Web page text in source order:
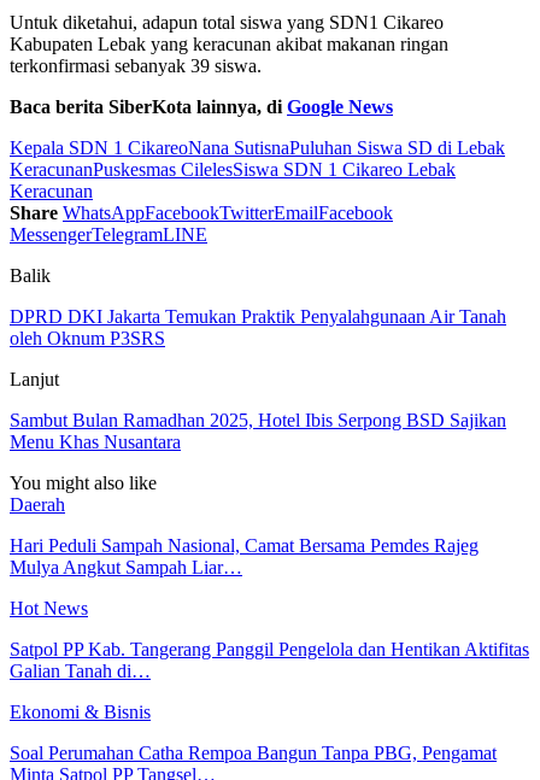
Untuk diketahui, adapun total siswa yang SDN1 Cikareo
Kabupaten Lebak yang keracunan akibat makanan ringan
terkonfirmasi sebanyak 39 siswa.
Baca berita SiberKota lainnya, di Google News
Kepala SDN 1 CikareoNana SutisnaPuluhan Siswa SD di Lebak
KeracunanPuskesmas CilelesSiswa SDN 1 Cikareo Lebak
Keracunan
Share WhatsAppFacebookTwitterEmailFacebook
MessengerTelegramLINE
Balik
DPRD DKI Jakarta Temukan Praktik Penyalahgunaan Air Tanah
oleh Oknum P3SRS
Lanjut
Sambut Bulan Ramadhan 2025, Hotel Ibis Serpong BSD Sajikan
Menu Khas Nusantara
You might also like
Daerah
Hari Peduli Sampah Nasional, Camat Bersama Pemdes Rajeg
Mulya Angkut Sampah Liar…
Hot News
Satpol PP Kab. Tangerang Panggil Pengelola dan Hentikan Aktifitas
Galian Tanah di…
Ekonomi & Bisnis
Soal Perumahan Catha Rempoa Bangun Tanpa PBG, Pengamat
Minta Satpol PP Tangsel…